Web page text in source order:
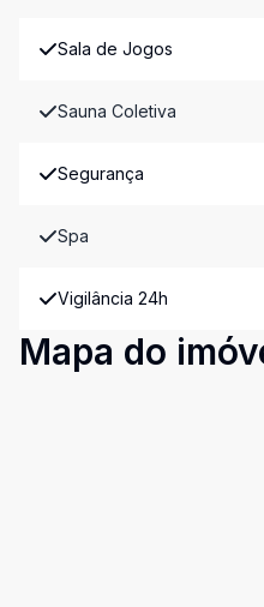
Sala de Jogos
Sauna Coletiva
Segurança
Spa
Vigilância 24h
Mapa do